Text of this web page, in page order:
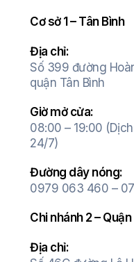
Cơ sở 1 – Tân Bình
Địa chỉ:
Số 399 đường
quận Tân Bình
Giờ mở cửa:
08:00 – 19:00
24/7)
Đường dây nóng:
0979 063 460 –
Chi nhánh 2 – Quận
Địa chỉ: